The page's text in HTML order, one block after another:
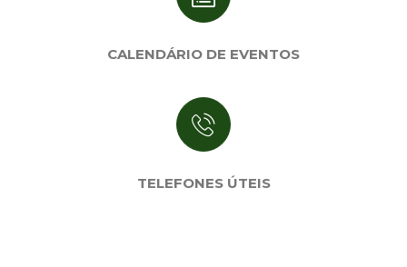
CALENDÁRIO DE EVENTOS
TELEFONES ÚTEIS